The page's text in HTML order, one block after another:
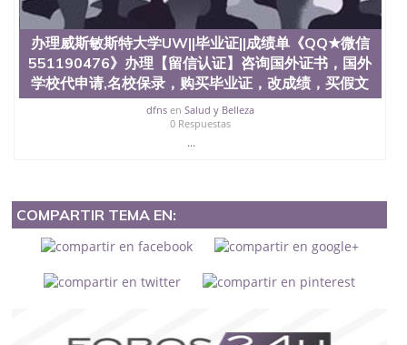
办理威斯敏斯特大学UW||毕业证||成绩单《QQ★微信
551190476》办理【留信认证】咨询国外证书，国外
学校代申请,名校保录，购买毕业证，改成绩，买假文
dfnsen Salud y Belleza
0 Respuestas
...
COMPARTIR TEMA EN: